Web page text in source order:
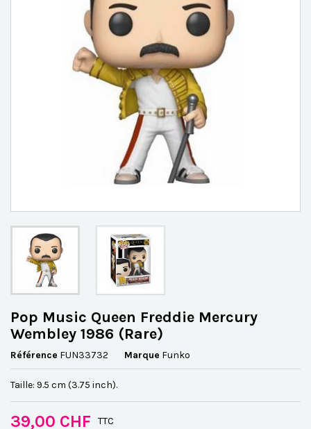
Pop Music Queen Freddie Mercury
Wembley 1986 (Rare)
Référence FUN33732 Marque Funko
Taille: 9.5 cm (3.75 inch).
39,00 CHF TTC